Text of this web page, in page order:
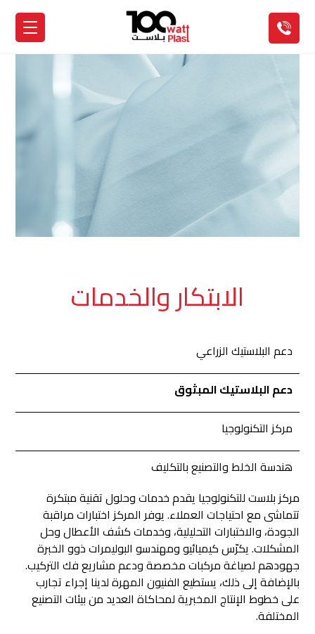
الابتكار والخدمات
دعم البلاستيك الزراعي
دعم البلاستيك المبثوق
مركز التكنولوجيا
هندسة الخلط والتصنيع بالتكليف
مركز بلاست للتكنولوجيا يقدم خدمات وحلول تقنية مبتكرة
تتماشى مع احتياجات العملاء. يوفر المركز اختبارات مراقبة
الجودة، والاختبارات التحليلية، وخدمات كشف الأعطال وحل
المشكلات. يكرّس كيميائيو ومهندسو البوليمرات ذوو الخبرة
جهودهم لصياغة مركبات مخصصة ودعم مشاريع فك التركيب.
بالإضافة إلى ذلك، يستطيع الفنيون المهرة لدينا إجراء تجارب
على خطوط الإنتاج المخبرية لمحاكاة العديد من بيئات التصنيع
المختلفة.